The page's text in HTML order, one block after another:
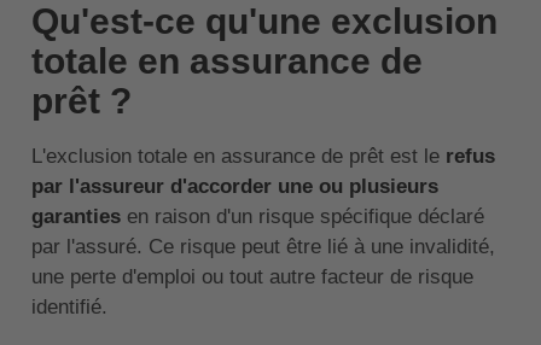
Qu'est-ce qu'une exclusion
totale en assurance de
prêt ?
L'exclusion totale en assurance de prêt est le refus
par l'assureur d'accorder une ou plusieurs
garantiesen raison d'un risque spécifique déclaré
par l'assuré. Ce risque peut être lié à une invalidité,
une perte d'emploi ou tout autre facteur de risque
identifié.